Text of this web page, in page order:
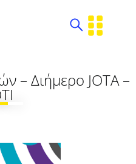
– Διήμερο JOTA –